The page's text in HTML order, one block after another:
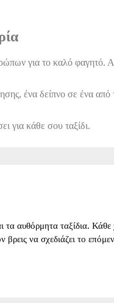
για το καλό φαγητό.
ένα δείπνο σε ένα από
για κάθε σου ταξίδι.
αυθόρμητα ταξίδια. Κάθε
βρεις να σχεδιάζει το